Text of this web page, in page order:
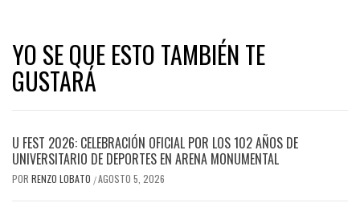
YO SE QUE ESTO TAMBIÉN TE
GUSTARÁ
U FEST 2026: CELEBRACIÓN OFICIAL POR LOS 102 AÑOS DE
UNIVERSITARIO DE DEPORTES EN ARENA MONUMENTAL
POR RENZO LOBATO /AGOSTO 5, 2026